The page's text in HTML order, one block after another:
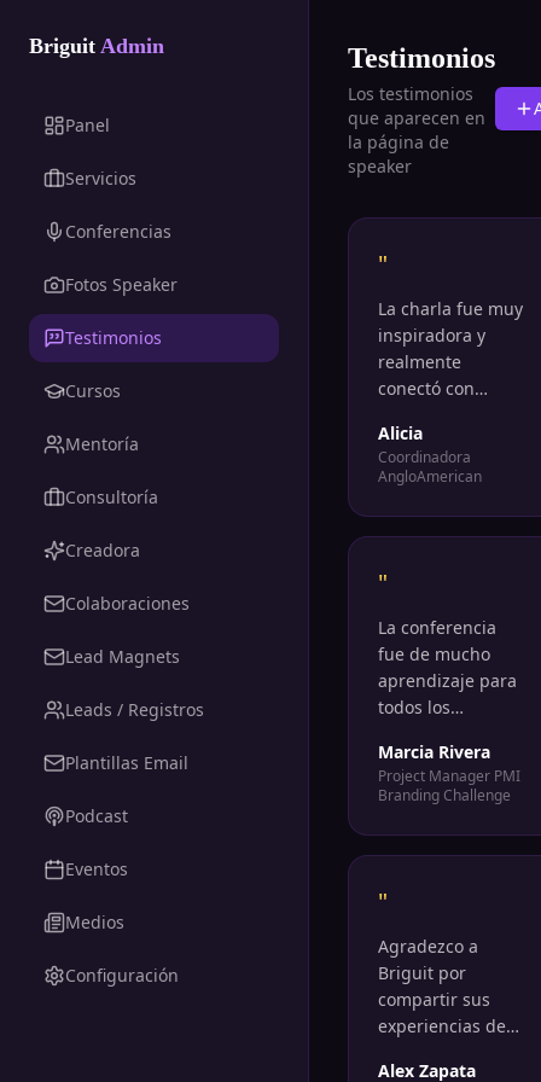
Briguit Admin
Panel
Servicios
Conferencias
Fotos Speaker
Testimonios
Cursos
Mentoría
Consultoría
Creadora
Colaboraciones
Lead Magnets
Leads / Registros
Plantillas Email
Podcast
Eventos
Medios
Configuración
Testimonios
Los testimonios
que aparecen en
la página de
speaker
"
La charla fue muy
inspiradora y
realmente
conectó con
participantes.
Trabajar con
grata experiencia
Alicia
Coordinadora
AngloAmerican
"
La conferencia
fue de mucho
aprendizaje para
todos los
Pudieron aplicar
IA y consejos
emprendimientos
Marcia Rivera
Project Manager PMI
Branding Challenge
"
Agradezco a
Briguit por
compartir sus
experiencias de
Alex Zapata